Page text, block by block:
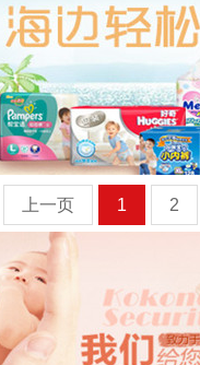
上一页 1 2